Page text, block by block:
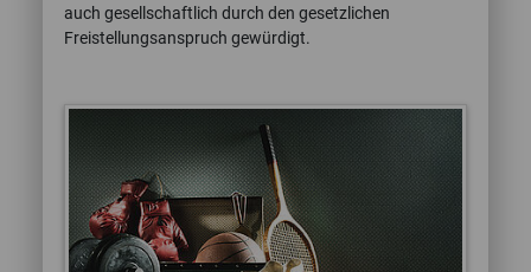
auch gesellschaftlich durch den gesetzlichen
Freistellungsanspruch gewürdigt.